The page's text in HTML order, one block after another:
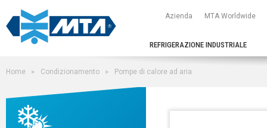
REFRIGERAZIONE INDUSTRIALE
Azienda MTA Worldwide
Home Condizionamento Pompe di calore ad aria